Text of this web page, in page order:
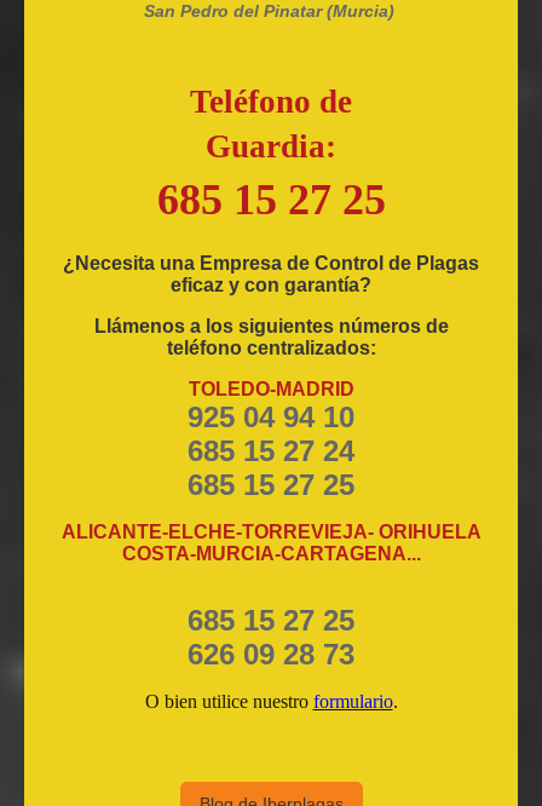
San Pedro del Pinatar (Murcia)
Teléfono de
Guardia:
685 15 27 25
¿Necesita una Empresa de Control de Plagas
eficaz y con garantía?
Llámenos a los siguientes números de
teléfono centralizados:
TOLEDO-MADRID
925 04 94 10
685 15 27 24
685 15 27 25
ALICANTE-ELCHE-TORREVIEJA- ORIHUELA
COSTA-MURCIA-CARTAGENA...
685 15 27 25
626 09 28 73
O bien utilice nuestro formulario.